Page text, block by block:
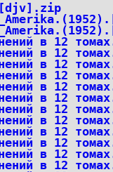
в 12
в 12
в 12
в 12
в 12
в 12
в 12
в 12
в 12
в 12
в 12
в 12